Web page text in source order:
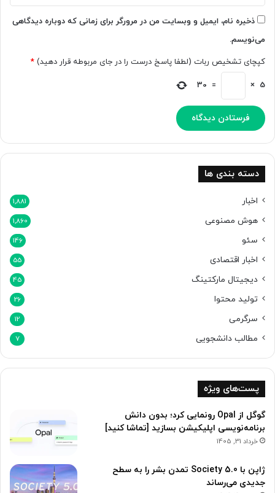
ب
ر
ن
ی
ن
ن
ت
ذخیره نام، ایمیل و وبسایت من در مرورگر برای زمانی که دوباره دیدگاهی
می‌نویسم.
کپچای تشخیص ربات (لطفا پاسخ درست را در جای مربوطه قرار دهید) *
5
×
=
30
دسته بندی ها
اخبار 1,881
هوش مصنوعی 1,860
سئو 146
اخبار اقتصادی 55
دیجیتال مارکتینگ 45
تولید محتوا 26
سرگرمی 12
مطالب دانشجویی 7
پست‌های ویژه
گوگل از Opal رونمایی کرد؛ بدون دانش
برنامه‌نویسی اپلیکیشن بسازید [تماشا کنید]
خرداد 31, 1405
ژاپن با Society 5.0 تمدن بشر را به سطح
جدیدی می‌رساند